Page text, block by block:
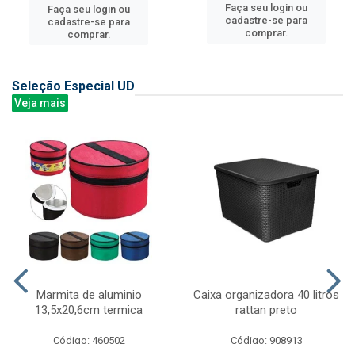
Faça seu login ou
cadastre-se para
comprar.
Faça seu login ou
cadastre-se para
comprar.
Seleção Especial UD
Veja mais
Marmita de aluminio
13,5x20,6cm termica
Código: 460502
Caixa organizadora 40 litros
rattan preto
Código: 908913